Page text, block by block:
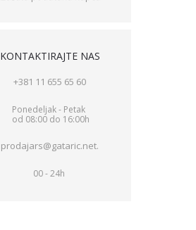
KONTAKTIRAJTE NAS
+381 11 655 65 60
Ponedeljak - Petak
od 08:00 do 16:00h
prodajars@gataric.net.
00 - 24h